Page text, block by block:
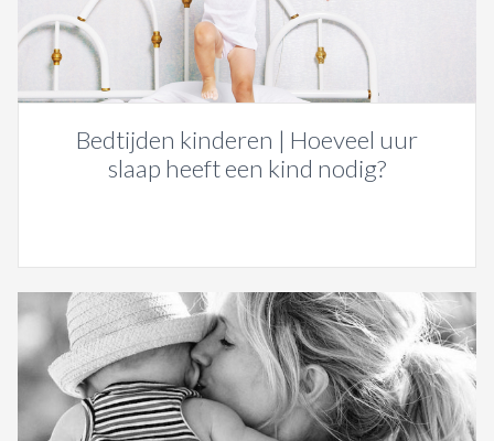
Bedtijden kinderen | Hoeveel uur
slaap heeft een kind nodig?